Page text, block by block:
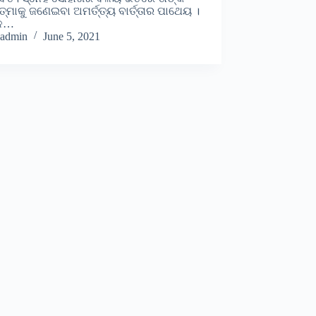
ଜଣେଇବା ଅମର୍ତ୍ତ୍ୟ ବାର୍ତ୍ତାର ପାଥେୟ ।
admin
June 5, 2021